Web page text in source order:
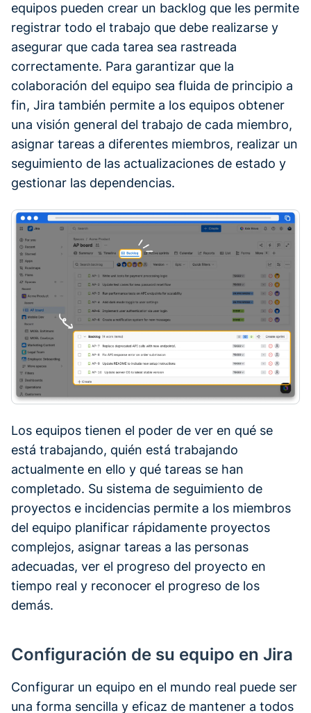
equipos pueden crear un backlog que les permite
registrar todo el trabajo que debe realizarse y
asegurar que cada tarea sea rastreada
correctamente. Para garantizar que la
colaboración del equipo sea fluida de principio a
fin, Jira también permite a los equipos obtener
una visión general del trabajo de cada miembro,
asignar tareas a diferentes miembros, realizar un
seguimiento de las actualizaciones de estado y
gestionar las dependencias.
Los equipos tienen el poder de ver en qué se
está trabajando, quién está trabajando
actualmente en ello y qué tareas se han
completado. Su sistema de seguimiento de
proyectos e incidencias permite a los miembros
del equipo planificar rápidamente proyectos
complejos, asignar tareas a las personas
adecuadas, ver el progreso del proyecto en
tiempo real y reconocer el progreso de los
demás.
Configuración de su equipo en Jira
Configurar un equipo en el mundo real puede ser
una forma sencilla y eficaz de mantener a todos